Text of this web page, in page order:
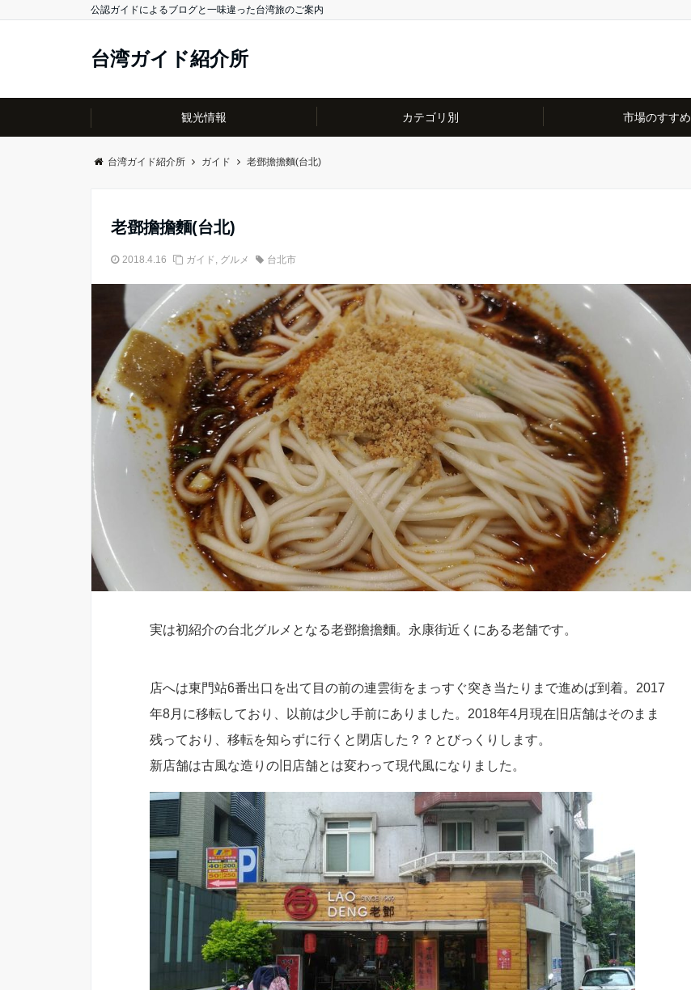
公認ガイドによるブログと一味違った台湾旅のご案内
台湾ガイド紹介所
観光情報 カテゴリ別 市場のすすめ
台湾ガイド紹介所 ガイド 老鄧擔擔麵(台北)
老鄧擔擔麵(台北)
2018.4.16 ガイド , グルメ 台北市
実は初紹介の台北グルメとなる老鄧擔擔麵。永康街近くにある老舗です。
店へは東門站6番出口を出て目の前の連雲街をまっすぐ突き当たりまで進めば到着。2017
年8月に移転しており、以前は少し手前にありました。2018年4月現在旧店舗はそのまま
残っており、移転を知らずに行くと閉店した？？とびっくりします。
新店舗は古風な造りの旧店舗とは変わって現代風になりました。